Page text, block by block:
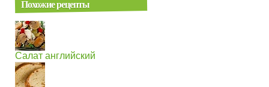
Похожие рецепты
Салат английский